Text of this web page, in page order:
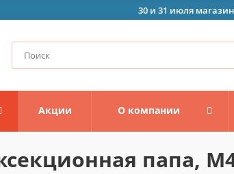
30 и 31 июля
Акции О компании
папа, M4